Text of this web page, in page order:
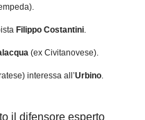
Filippo Costantini
(ex Civitanovese).
interessa all’Urbino
il difensore esperto